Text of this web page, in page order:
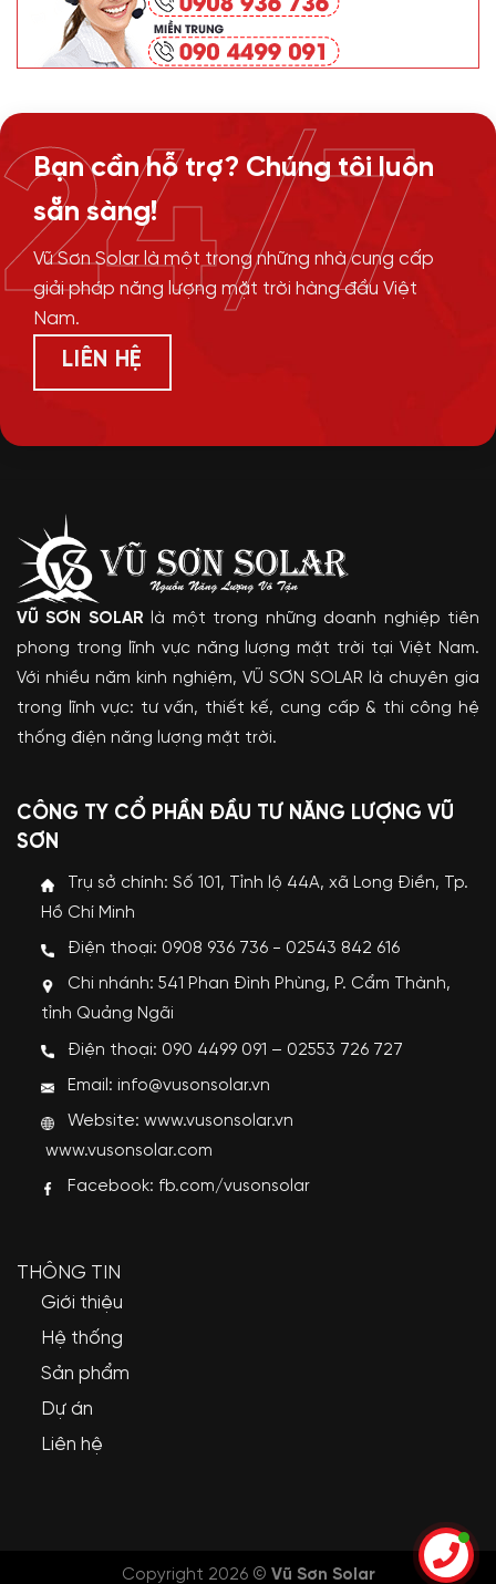
Bạn cần hỗ trợ? Chúng tôi luôn
sẵn sàng!
Vũ Sơn Solar là một trong những nhà cung cấp
giải pháp năng lượng mặt trời hàng đầu Việt
Nam.
LIÊN HỆ
24/7
VŨ SƠN SOLAR là một trong những doanh nghiệp tiên
phong trong lĩnh vực năng lượng mặt trời tại Việt Nam.
Với nhiều năm kinh nghiệm, VŨ SƠN SOLAR là chuyên gia
trong lĩnh vực: tư vấn, thiết kế, cung cấp & thi công hệ
thống điện năng lượng mặt trời.
CÔNG TY CỔ PHẦN ĐẦU TƯ NĂNG LƯỢNG VŨ
SƠN
Trụ sở chính: Số 101, Tỉnh lộ 44A, xã Long Điền, Tp.
Hồ Chí Minh
Điện thoại: 0908 936 736 - 02543 842 616
Chi nhánh: 541 Phan Đình Phùng, P. Cẩm Thành,
tỉnh Quảng Ngãi
Điện thoại: 090 4499 091 – 02553 726 727
Email: info@vusonsolar.vn
Website:www.vusonsolar.vn
www.vusonsolar.com
Facebook: fb.com/vusonsolar
THÔNG TIN
Giới thiệu
Hệ thống
Sản phẩm
Dự án
Liên hệ
Copyright 2026 © Vũ Sơn Solar